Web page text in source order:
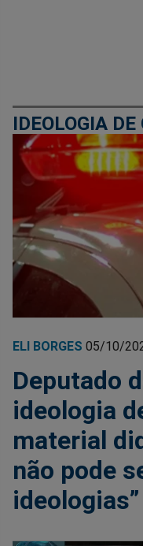
IDEOLOGIA DE
ELI BORGES 05/10/
Deputado
ideologia
material
não pode